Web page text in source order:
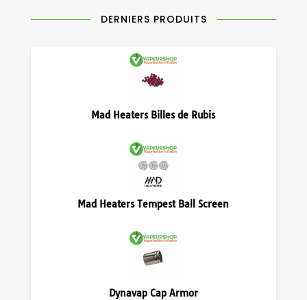
DERNIERS PRODUITS
Mad Heaters Billes de Rubis
Mad Heaters Tempest Ball Screen
Dynavap Cap Armor